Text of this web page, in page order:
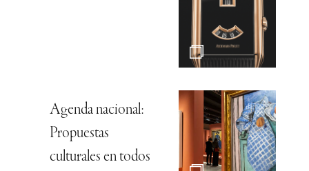
Agenda nacional:
Propuestas
culturales en todos